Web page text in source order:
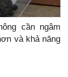
cần ngâm
và khả năng